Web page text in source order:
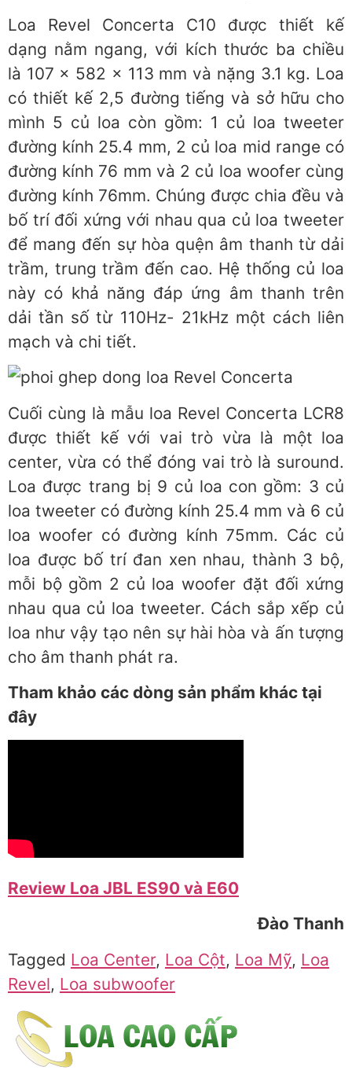
Loa Revel Concerta C10 được thiết kế
dạng nằm ngang, với kích thước ba chiều
là 107 x 582 x 113 mm và nặng 3.1 kg. Loa
có thiết kế 2,5 đường tiếng và sở hữu cho
mình 5 củ loa còn gồm: 1 củ loa tweeter
đường kính 25.4 mm, 2 củ loa mid range có
đường kính 76 mm và 2 củ loa woofer cùng
đường kính 76mm. Chúng được chia đều và
bố trí đối xứng với nhau qua củ loa tweeter
để mang đến sự hòa quện âm thanh từ dải
trầm, trung trầm đến cao. Hệ thống củ loa
này có khả năng đáp ứng âm thanh trên
dải tần số từ 110Hz- 21kHz một cách liên
mạch và chi tiết.
Cuối cùng là mẫu loa Revel Concerta LCR8
được thiết kế với vai trò vừa là một loa
center, vừa có thể đóng vai trò là suround.
Loa được trang bị 9 củ loa con gồm: 3 củ
loa tweeter có đường kính 25.4 mm và 6 củ
loa woofer có đường kính 75mm. Các củ
loa được bố trí đan xen nhau, thành 3 bộ,
mỗi bộ gồm 2 củ loa woofer đặt đối xứng
nhau qua củ loa tweeter. Cách sắp xếp củ
loa như vậy tạo nên sự hài hòa và ấn tượng
cho âm thanh phát ra.
Tham khảo các dòng sản phẩm khác tại
đây
Review Loa JBL ES90 và E60
Đào Thanh
Tagged Loa Center, Loa Cột, Loa Mỹ, Loa
Revel, Loa subwoofer